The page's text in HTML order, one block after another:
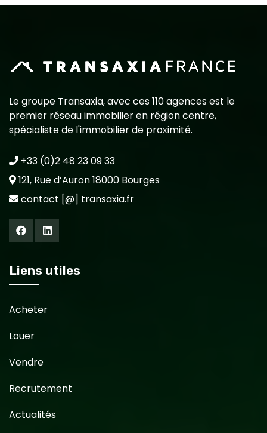
Le groupe Transaxia, avec ces 110 agences est le
premier réseau immobilier en région centre,
spécialiste de l'immobilier de proximité.
+33 (0)2 48 23 09 33
121, Rue d’Auron 18000 Bourges
contact [@] transaxia.fr
Liens utiles
Acheter
Louer
Vendre
Recrutement
Actualités